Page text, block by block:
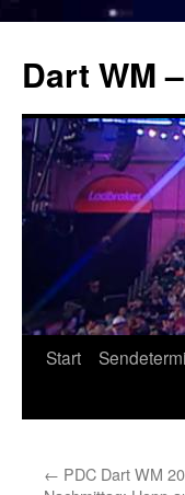
springen
Dart WM
Start
← PDC Dart WM